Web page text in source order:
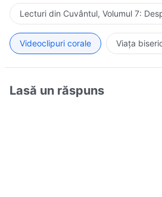
Lecturi din Cuvântul, Volumul 7:
Videoclipuri corale Viața
Lasă un răspuns